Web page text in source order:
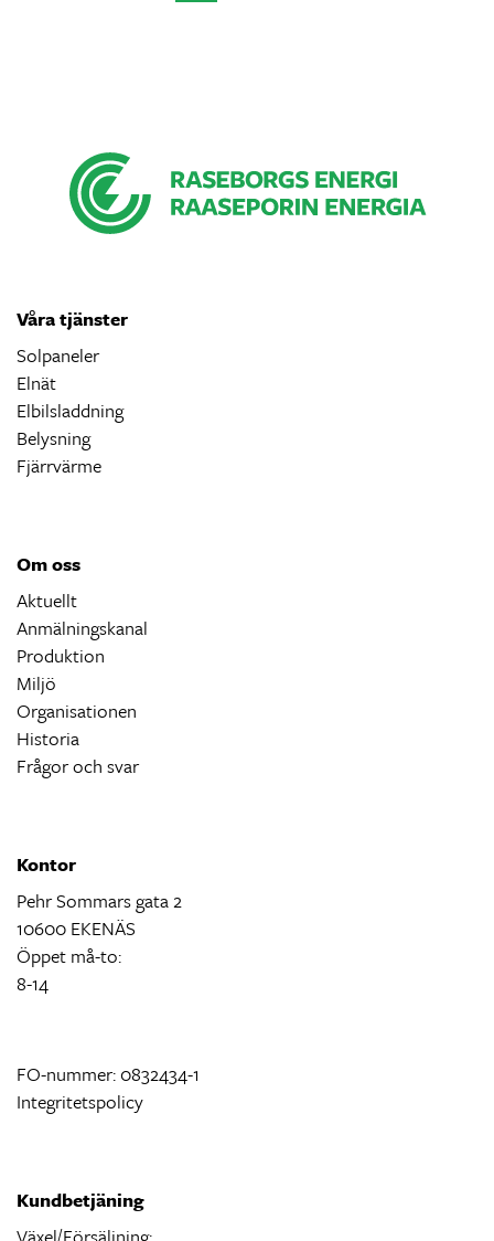
Våra tjänster
Solpaneler
Elnät
Elbilsladdning
Belysning
Fjärrvärme
Om oss
Aktuellt
Anmälningskanal
Produktion
Miljö
Organisationen
Historia
Frågor och svar
Kontor
Pehr Sommars gata 2
10600 EKENÄS
Öppet må-to:
8-14
FO-nummer: 0832434-1
Integritetspolicy
Kundbetjäning